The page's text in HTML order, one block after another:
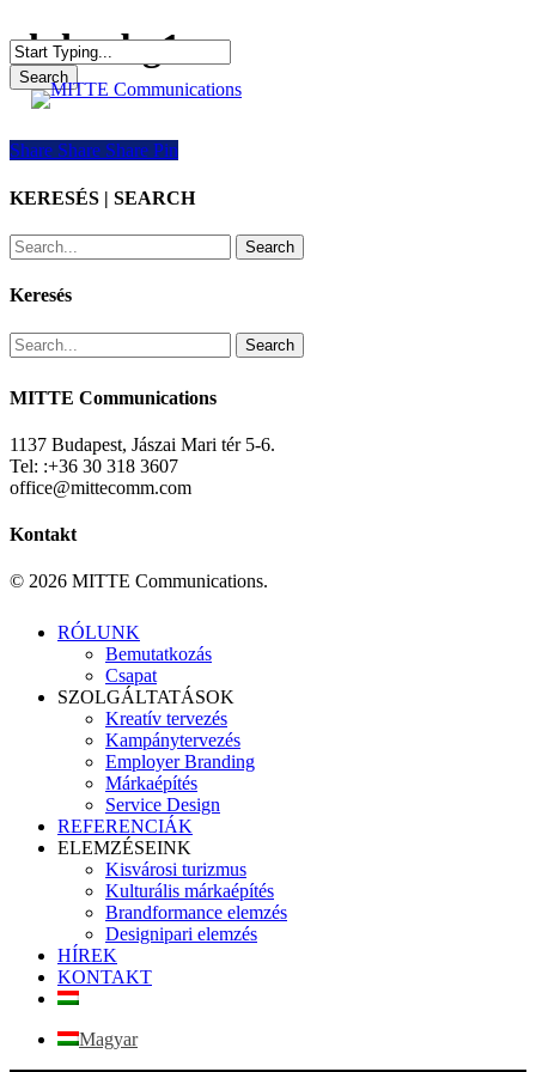
Skip
to
main
content
Search
Close
alukovbg1
Share
Share Share Share Pin
KERESÉS | SEARCH
Search
Keresés
Search
MITTE Communications
1137 Budapest, Jászai Mari tér 5-6.
Tel: :+36 30 318 3607
office@mittecomm.com
Kontakt
© 2026 MITTE Communications.
Close
RÓLUNK
Bemutatkozás
Csapat
SZOLGÁLTATÁSOK
Kreatív tervezés
Kampánytervezés
Employer Branding
Márkaépítés
Service Design
REFERENCIÁK
ELEMZÉSEINK
Kisvárosi turizmus
Kulturális márkaépítés
Brandformance elemzés
Designipari elemzés
HÍREK
KONTAKT
Magyar